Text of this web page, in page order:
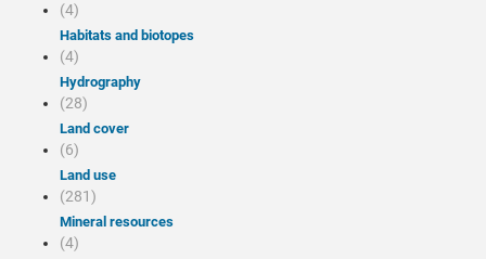
(4)
Habitats and biotopes
(4)
Hydrography
(28)
Land cover
(6)
Land use
(281)
Mineral resources
(4)